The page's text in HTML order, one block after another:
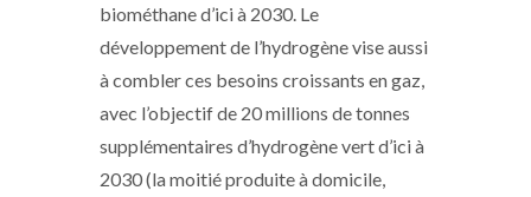
biométhane d’ici à 2030. Le
développement de l’hydrogène vise aussi
à combler ces besoins croissants en gaz,
avec l’objectif de 20 millions de tonnes
supplémentaires d’hydrogène vert d’ici à
2030 (la moitié produite à domicile,